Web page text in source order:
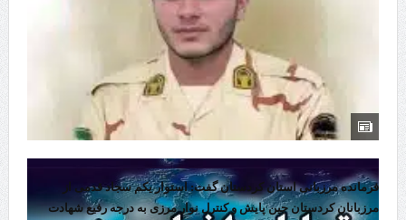
فرمانده مرزبانی استان کردستان گفت: استوار یکم سجاد قدمی از
مرزبانان کردستان حین پایش و کنترل نوار مرزی به درجه رفیع شهادت